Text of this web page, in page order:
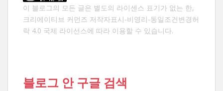
이 블로그의 모든 글은 별도의 라이센스 표기가 없는 한,
크리에이티브 커먼즈 저작자표시-비영리-동일조건변경허
락 4.0 국제 라이선스에 따라 이용할 수 있습니다.
블로그 안 구글 검색